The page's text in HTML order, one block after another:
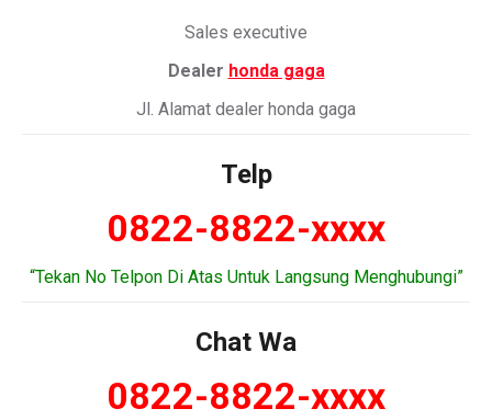
Sales executive
Dealer honda gaga
Jl. Alamat dealer honda gaga
Telp
0822-8822-xxxx
“Tekan No Telpon Di Atas Untuk Langsung Menghubungi”
Chat Wa
0822-8822-xxxx